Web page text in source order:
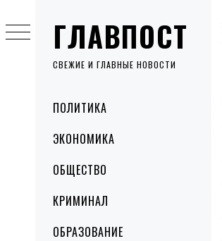
ГЛАВПОСТ
СВЕЖИЕ И ГЛАВНЫЕ НОВОСТИ
MenuПОЛИТИКА
ЭКОНОМИКА
ОБЩЕСТВО
КРИМИНАЛ
ОБРАЗОВАНИЕ
to
content